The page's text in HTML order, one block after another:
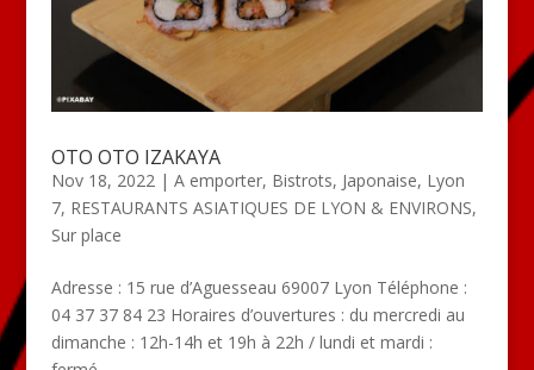
OTO OTO IZAKAYA
Nov 18, 2022| A emporter, Bistrots, Japonaise, Lyon
7, RESTAURANTS ASIATIQUES DE LYON & ENVIRONS,
Sur place
Adresse : 15 rue d’Aguesseau 69007 Lyon Téléphone :
04 37 37 84 23 Horaires d’ouvertures : du mercredi au
dimanche : 12h-14h et 19h à 22h / lundi et mardi :